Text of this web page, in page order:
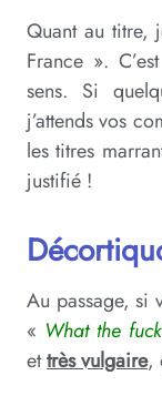
Quant au titre,
France ».
sens. Si
j’attends vos
les titres
justifié !
Au passage, si
« What the
ettrès vulgaire,